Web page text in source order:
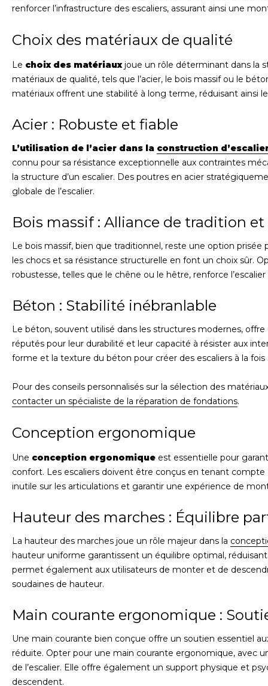
renforcer l’infrastructure des escaliers, assurant ainsi une
Choix des matériaux de qualité
Le choix des matériauxjoue un rôle déterminant dans la
matériaux de qualité, tels que l’acier, le bois massif ou le
matériaux offrent une stabilité à long terme, réduisant ainsi
Acier : Robuste et fiable
L’utilisation de l’acier dans la construction
connu pour sa résistance exceptionnelle aux contraintes
la structure d’un escalier. Des poutres en acier
globale de l’escalier.
Bois massif : Alliance de tradition
Le bois massif, bien que traditionnel, reste une option prisée
les chocs et sa résistance structurelle en font un choix sûr.
robustesse, telles que le chêne ou le hêtre, renforce
Béton : Stabilité inébranlable
Le béton, souvent utilisé dans les structures modernes,
réputés pour leur durabilité et leur capacité à résister aux
forme et la texture du béton pour créer des escaliers à la
Pour des conseils personnalisés sur la sélection des
contacter un spécialiste de la réparation de fondations.
Conception ergonomique
Une conception ergonomique est essentielle pour
confort. Les escaliers doivent être conçus en tenant
inutile sur les articulations et garantir une expérience de
Hauteur des marches : Équilibre
La hauteur des marches joue un rôle majeur dans la
hauteur uniforme garantissent un équilibre optimal,
permet également aux utilisateurs de monter et de
soudaines de hauteur.
Main courante ergonomique :
Une main courante bien conçue offre un soutien essentiel
réduite. Opter pour une main courante ergonomique, avec
de l’escalier. Elle offre également un support physique et
descendent.